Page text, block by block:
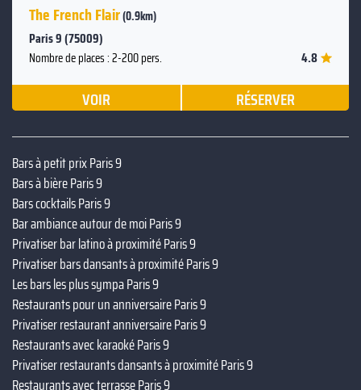
The French Flair(0.9km)
Paris 9 (75009)
Nombre de places : 2-200 pers. 4.8
VOIR RÉSERVER
Bars à petit prix Paris 9
Bars à bière Paris 9
Bars cocktails Paris 9
Bar ambiance autour de moi Paris 9
Privatiser bar latino à proximité Paris 9
Privatiser bars dansants à proximité Paris 9
Les bars les plus sympa Paris 9
Restaurants pour un anniversaire Paris 9
Privatiser restaurant anniversaire Paris 9
Restaurants avec karaoké Paris 9
Privatiser restaurants dansants à proximité Paris 9
Restaurants avec terrasse Paris 9